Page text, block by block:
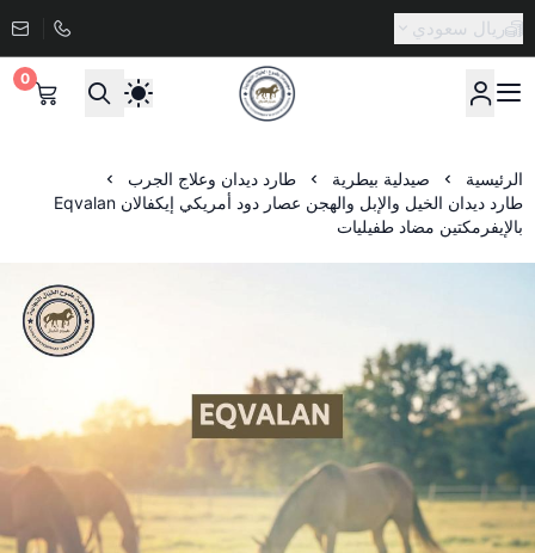
ريال سعودي
صيدلية طموح الخيال البيطرية
0
الرئيسية صيدلية بيطرية
طارد ديدان وعلاج الجرب
طارد ديدان الخيل والإبل والهجن عصار دود أمريكي إيكفالان Eqvalan
بالإيفرمكتين مضاد طفيليات